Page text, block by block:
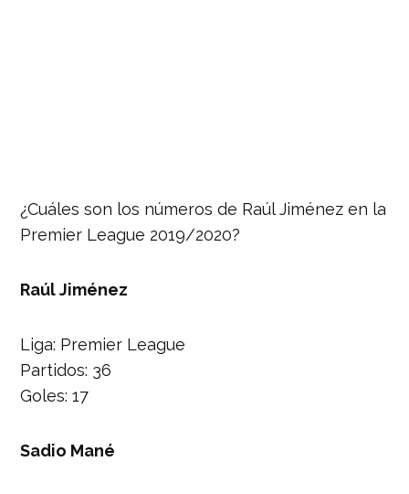
¿Cuáles son los números de Raúl Jiménez en la
Premier League 2019/2020?
Raúl Jiménez
Liga: Premier League
Partidos: 36
Goles: 17
Sadio Mané